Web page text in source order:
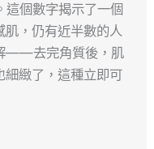
這個數字揭示了一個
肌，仍有近半數的人
——去完角質後，肌
細緻了，這種立即可